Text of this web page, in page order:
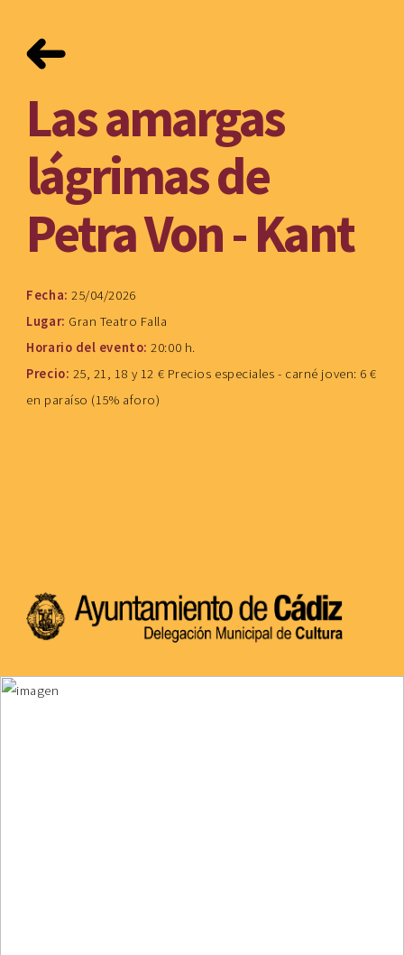
Las amargas
lágrimas de
Petra Von - Kant
Fecha:25/04/2026
Lugar: Gran Teatro Falla
Horario del evento:20:00 h.
Precio: 25, 21, 18 y 12 € Precios especiales - carné joven: 6 €
en paraíso (15% aforo)